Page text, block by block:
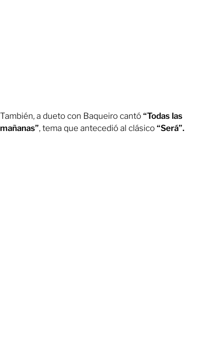
También, a dueto con Baqueiro cantó “Todas las
mañanas”, tema que antecedió al clásico “Será”.